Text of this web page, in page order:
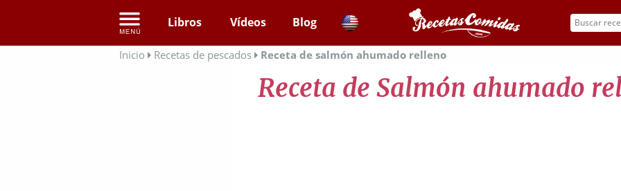
Libros Vídeos Blog
Inicio Recetas de pescados Receta de salmón ahumado relleno
Receta de Salmón ahumado